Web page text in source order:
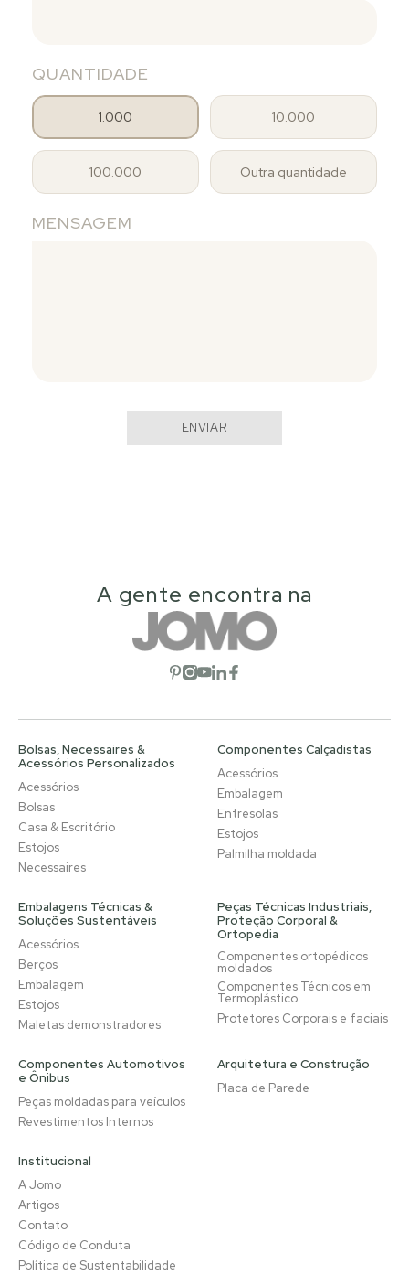
QUANTIDADE
1.000 10.000
100.000 Outra quantidade
MENSAGEM
ENVIAR
A gente encontra na
Abrir rede social
Abrir rede social
Abrir rede social
Abrir rede social
Abrir rede social
Bolsas, Necessaires &
Acessórios Personalizados
Acessórios
Bolsas
Casa & Escritório
Estojos
Necessaires
Componentes Calçadistas
Acessórios
Embalagem
Entresolas
Estojos
Palmilha moldada
Embalagens Técnicas &
Soluções Sustentáveis
Acessórios
Berços
Embalagem
Estojos
Maletas demonstradores
Peças Técnicas Industriais,
Proteção Corporal &
Ortopedia
Componentes ortopédicos
moldados
Componentes Técnicos em
Termoplástico
Protetores Corporais e faciais
Componentes Automotivos
e Ônibus
Peças moldadas para veículos
Revestimentos Internos
Arquitetura e Construção
Placa de Parede
Institucional
A Jomo
Artigos
Contato
Código de Conduta
Política de Sustentabilidade